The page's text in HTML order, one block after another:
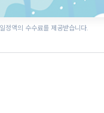
정액의 수수료를 제공받습니다.